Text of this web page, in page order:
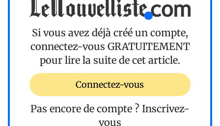
Si vous avez déjà créé un compte,
connectez-vous GRATUITEMENT
pour lire la suite de cet article.
Connectez-vous
Pas encore de compte ? Inscrivez-
vous